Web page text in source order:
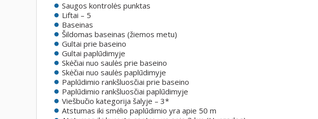
Saugos kontrolės punktas
Liftai – 5
Baseinas
Šildomas baseinas (žiemos metu)
Gultai prie baseino
Gultai paplūdimyje
Skėčiai nuo saulės prie baseino
Skėčiai nuo saulės paplūdimyje
Paplūdimio rankšluosčiai prie baseino
Paplūdimio rankšluosčiai paplūdimyje
Viešbučio kategorija šalyje – 3*
Atstumas iki smėlio paplūdimio yra apie 50 m